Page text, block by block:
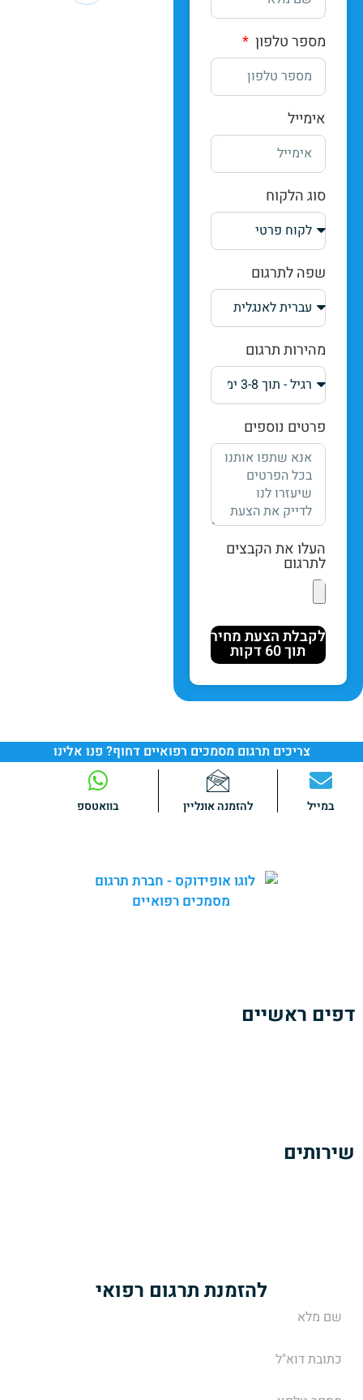
מספר טלפון
אימייל
סוג הלקוח
שפה לתרגום
מהירות תרגום
פרטים נוספים
העלו את הקבצים
לתרגום
לקבלת הצעת מחיר
תוך 60 דקות
צריכים תרגום מסמכים רפואיים דחוף? פנו אלינו
במייל להזמנה אונליין בוואטספ
דפים ראשיים
שירותים
להזמנת תרגום רפואי